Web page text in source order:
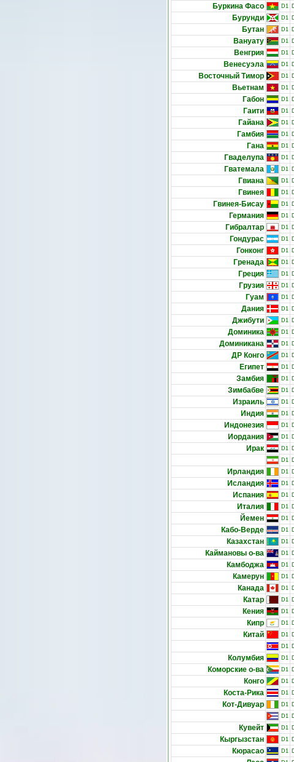
Буркина Фасо D1
Бурунди D1
Бутан D1
Вануату D1
Венгрия D1
Венесуэла D1
Восточный Тимор D1
Вьетнам D1
Габон D1
Гаити D1
Гайана D1
Гамбия D1
Гана D1
Гваделупа D1
Гватемала D1
Гвиана D1
Гвинея D1
Гвинея-Бисау D1
Германия D1
Гибралтар D1
Гондурас D1
Гонконг D1
Гренада D1
Греция D1
Грузия D1
Гуам D1
Дания D1
Джибути D1
Доминика D1
Доминикана D1
ДР Конго D1
Египет D1
Замбия D1
Зимбабве D1
Израиль D1
Индия D1
Индонезия D1
Иордания D1
Ирак D1
D1
Ирландия D1
Исландия D1
Испания D1
Италия D1
Йемен D1
Кабо-Верде D1
Казахстан D1
Каймановы о-ва D1
Камбоджа D1
Камерун D1
Канада D1
Катар D1
Кения D1
Кипр D1
Китай D1
D1
Колумбия D1
Коморские о-ва D1
Конго D1
Коста-Рика D1
Кот-Дивуар D1
D1
Кувейт D1
Кыргызстан D1
Кюрасао D1